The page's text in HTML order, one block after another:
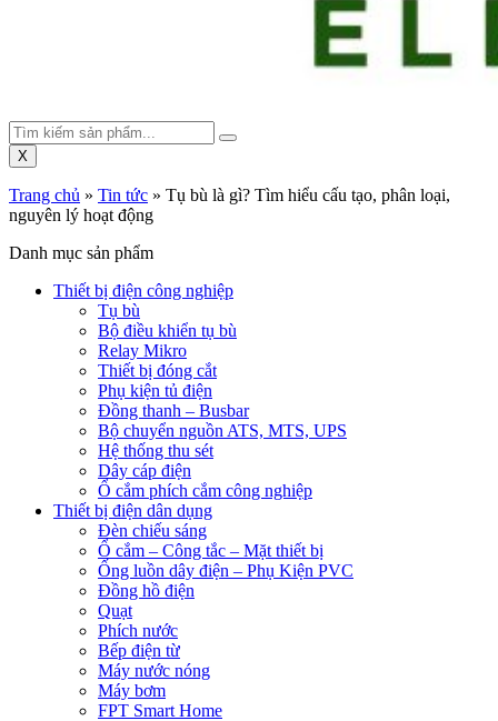
X
Trang chủ » Tin tức » Tụ bù là gì? Tìm hiểu cấu tạo, phân loại,
nguyên lý hoạt động
Danh mục sản phẩm
Thiết bị điện công nghiệp
Tụ bù
Bộ điều khiển tụ bù
Relay Mikro
Thiết bị đóng cắt
Phụ kiện tủ điện
Đồng thanh – Busbar
Bộ chuyển nguồn ATS, MTS, UPS
Hệ thống thu sét
Dây cáp điện
Ổ cắm phích cắm công nghiệp
Thiết bị điện dân dụng
Đèn chiếu sáng
Ổ cắm – Công tắc – Mặt thiết bị
Ống luồn dây điện – Phụ Kiện PVC
Đồng hồ điện
Quạt
Phích nước
Bếp điện từ
Máy nước nóng
Máy bơm
FPT Smart Home